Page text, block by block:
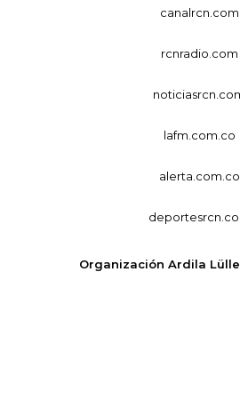
canalrcn.com
rcnradio.com
lafm.com.co
alerta.com.co
Organización Ardila